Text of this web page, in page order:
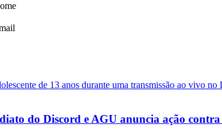
do Discord e AGU anuncia ação